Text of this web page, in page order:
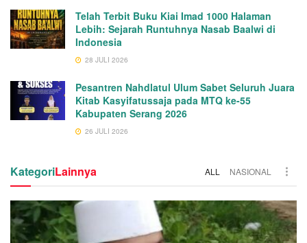
Telah Terbit Buku Kiai Imad 1000 Halaman
Lebih: Sejarah Runtuhnya Nasab Baalwi di
Indonesia
28 JULI 2026
Pesantren Nahdlatul Ulum Sabet Seluruh Juara
Kitab Kasyifatussaja pada MTQ ke-55
Kabupaten Serang 2026
26 JULI 2026
KategoriLainnya ALL NASIONAL